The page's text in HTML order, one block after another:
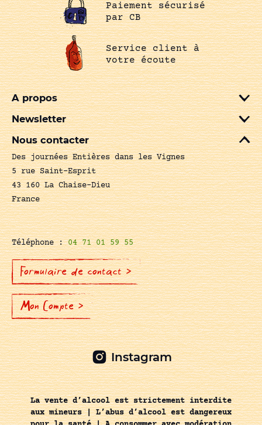
Paiement sécurisé
par CB
Service client à
votre écoute
A propos
Newsletter
Nous contacter
Des journées Entières dans les Vignes
5 rue Saint-Esprit
43 160 La Chaise-Dieu
France
Téléphone :04 71 01 59 55
Formulaire de contact >
Mon Compte >
Instagram
La vente d’alcool est strictement interdite
aux mineurs | L’abus d’alcool est dangereux